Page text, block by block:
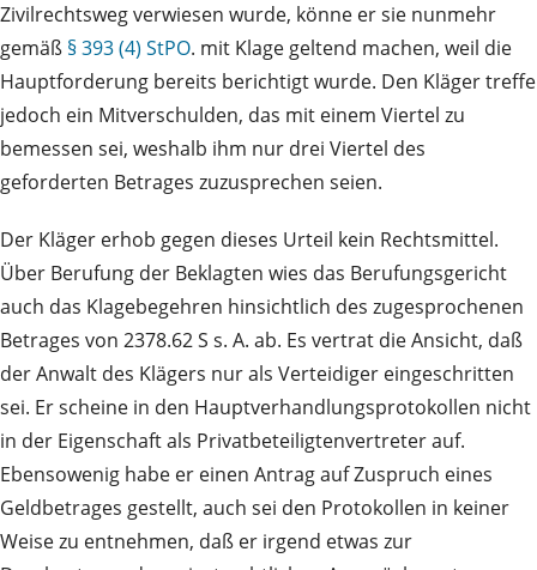
Zivilrechtsweg verwiesen wurde, könne er sie nunmehr
gemäß § 393 (4) StPO. mit Klage geltend machen, weil die
Hauptforderung bereits berichtigt wurde. Den Kläger treffe
jedoch ein Mitverschulden, das mit einem Viertel zu
bemessen sei, weshalb ihm nur drei Viertel des
geforderten Betrages zuzusprechen seien.
Der Kläger erhob gegen dieses Urteil kein Rechtsmittel.
Über Berufung der Beklagten wies das Berufungsgericht
auch das Klagebegehren hinsichtlich des zugesprochenen
Betrages von 2378.62 S s. A. ab. Es vertrat die Ansicht, daß
der Anwalt des Klägers nur als Verteidiger eingeschritten
sei. Er scheine in den Hauptverhandlungsprotokollen nicht
in der Eigenschaft als Privatbeteiligtenvertreter auf.
Ebensowenig habe er einen Antrag auf Zuspruch eines
Geldbetrages gestellt, auch sei den Protokollen in keiner
Weise zu entnehmen, daß er irgend etwas zur